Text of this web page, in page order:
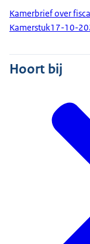
Kamerbrief over
Kamerstuk17-10-
Hoort bij